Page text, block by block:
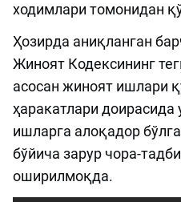
ходимлари томонидан
Ҳозирда аниқланган
Жиноят Кодексининг
асосан жиноят ишлари
ҳаракатлари доирасида
ишларга алоқадор
бўйича зарур чора-
оширилмоқда.